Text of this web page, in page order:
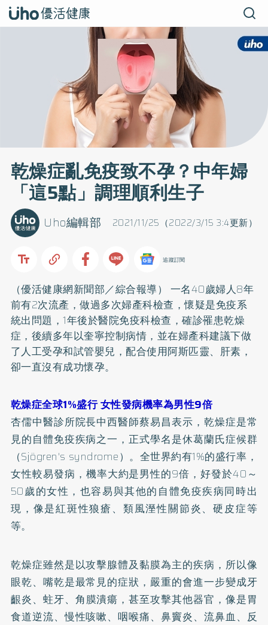
乾燥症亂免疫致不孕？中年婦
「這5點」調理順利生子
2021/11/25（2022/3/15 3:4更新）
Uho編輯部
追蹤訂閱
（優活健康網新聞部／綜合報導） 一名40歲婦人8年
前有2次流產，做過多次婦產科檢查，懷疑是免疫系
統出問題，1年後於醫院免疫科檢查，確診罹患乾燥
症，後續多年以奎寧控制病情，並在婦產科建議下做
了人工受孕和試管嬰兒，配合使用阿斯匹靈、肝素，
卻一直沒有成功懷孕。
乾燥症全球1%盛行 女性發病機率為男性9倍
杏儒中醫診所院長中西醫師蔡易昌表示，乾燥症是常
見的自體免疫疾病之一，正式學名是休葛蘭氏症候群
（Sjögren's syndrome）。全世界約有1%的盛行率，
女性較易發病，機率大約是男性的9倍，好發於40～
50歲的女性，也容易與其他的自體免疫疾病同時出
現，像是紅斑性狼瘡、 類風溼性關節炎、硬皮症等
等。
乾燥症雖然是以攻擊腺體及黏膜為主的疾病，所以像
眼乾、嘴乾是最常見的症狀，嚴重的會進一步變成牙
齦炎、 蛀牙、角膜潰瘍，甚至攻擊其他器官，像是胃
食道逆流、慢性咳嗽、咽喉痛、鼻竇炎、流鼻血、反